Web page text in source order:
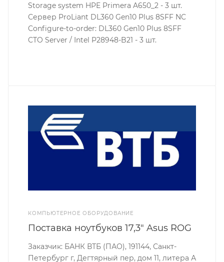
Storage system HPE Primera A650_2 - 3 шт.
Сервер ProLiant DL360 Gen10 Plus 8SFF NC
Configure-to-order: DL360 Gen10 Plus 8SFF
CTO Server / Intel P28948-B21 - 3 шт.
КОМПЬЮТЕРНОЕ ОБОРУДОВАНИЕ
Поставка ноутбуков 17,3" Asus ROG
Заказчик: БАНК ВТБ (ПАО), 191144, Санкт-
Петербург г, Дегтярный пер, дом 11, литера А